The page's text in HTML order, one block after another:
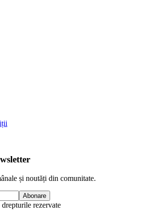
și noutăți din comunitate.
Abonare
rezervate